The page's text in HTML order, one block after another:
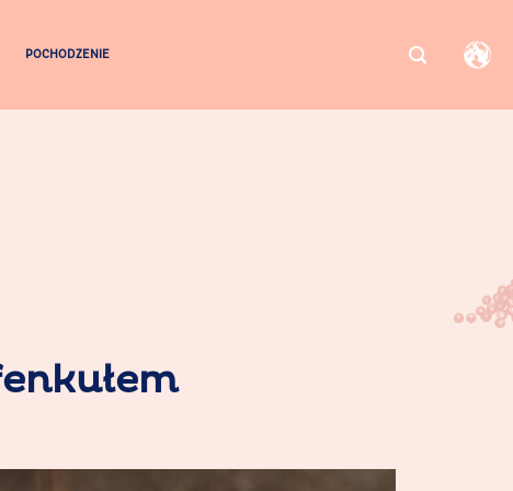
POCHODZENIE